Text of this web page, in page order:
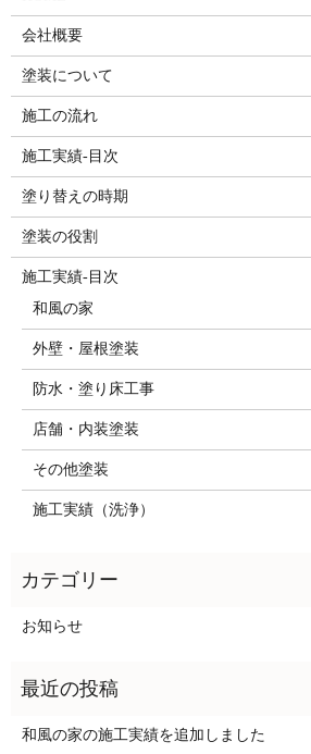
会社概要
塗装について
施工の流れ
施工実績-目次
塗り替えの時期
塗装の役割
施工実績-目次
和風の家
外壁・屋根塗装
防水・塗り床工事
店舗・内装塗装
その他塗装
施工実績（洗浄）
お知らせ
和風の家の施工実績を追加しました